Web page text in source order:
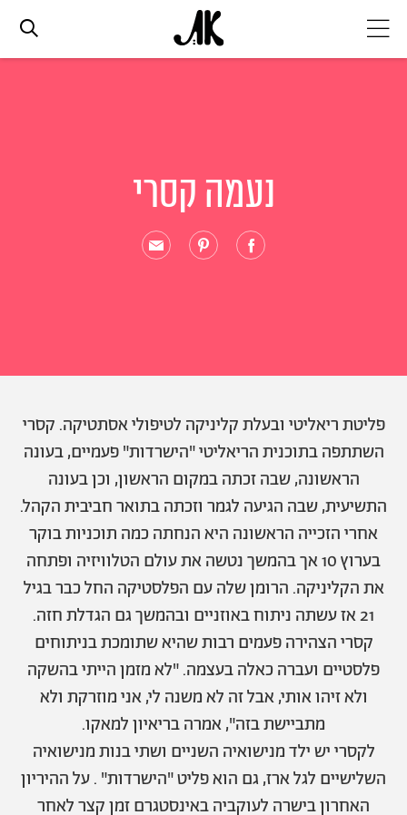
ביוטי
תרבות ופנאי
הפקות אופנה
עיצוב
קריירה
יחסים
משפחה
חופש
תוכן מקודם
מי אנחנו
תנאי שימוש
מדיניות פרטיות
הצהרת נגישות
שירות לקוחות למנויים
כתבו לנו
© יובל סיגלר תקשורת בע"מ 2026
Designed, Developed and Powered byRGB Media
נעמה קסרי
פליטת ריאליטי ובעלת קליניקה לטיפולי אסתטיקה. קסרי
השתתפה בתוכנית הריאליטי "הישרדות" פעמיים, בעונה
הראשונה, שבה זכתה במקום הראשון, וכן בעונה
התשיעית, שבה הגיעה לגמר וזכתה בתואר חביבית הקהל.
אחרי הזכייה הראשונה היא הנחתה כמה תוכניות בוקר
בערוץ 10 אך בהמשך נטשה את עולם הטלוויזיה ופתחה
את הקליניקה. הרומן שלה עם הפלסטיקה החל כבר בגיל
21 אז עשתה ניתוח באוזניים ובהמשך גם הגדלת חזה.
קסרי הצהירה פעמים רבות שהיא שתומכת בניתוחים
פלסטיים ועברה כאלה בעצמה. "לא מזמן הייתי בהשקה
ולא זיהו אותי, אבל זה לא משנה לי, אני מוזרקת ולא
מתביישת בזה", אמרה בריאיון למאקו.
לקסרי יש ילד מנישואיה השניים ושתי בנות מנישואיה
השלישיים לגל ארז, גם הוא פליט "הישרדות" . על ההיריון
האחרון בישרה לעוקביה באינסטגרם זמן קצר לאחר